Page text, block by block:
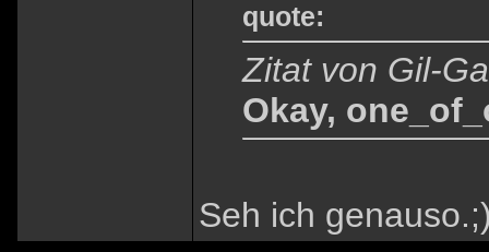
quote:
Zitat von Gil-
Okay,
Seh ich